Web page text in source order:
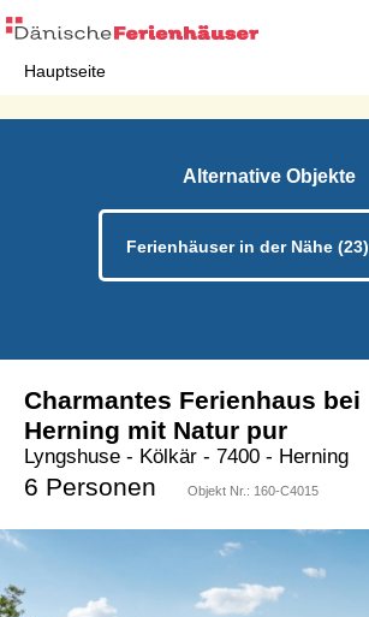
Hauptseite
Alternative Objekte
Ferienhäuser in der Nähe (23)
Charmantes Ferienhaus bei
Herning mit Natur pur
Lyngshuse - Kölkär - 7400 - Herning
6 Personen Objekt Nr.: 160-C4015